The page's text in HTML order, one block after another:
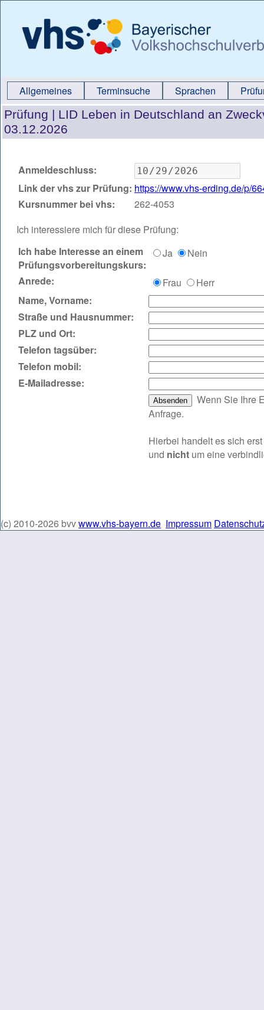
Allgemeines Terminsuche Sprachen
Prüfung | LID Leben in Deutschland an
03.12.2026
Anmeldeschluss:
Link der vhs zur Prüfung: https://www.vhs-erding.de/p/
Kursnummer bei vhs:
262-4053
Ich interessiere mich für diese Prüfung:
Ich habe Interesse an einem
Prüfungsvorbereitungskurs:
Ja Nein
Anrede: Frau
Herr
Name, Vorname:
Straße und Hausnummer:
PLZ und Ort:
Telefon tagsüber:
Telefon mobil:
E‑Mailadresse:
Wenn Sie Ihre
Anfrage.
Hierbei handelt es sich
und nicht um eine
(c) 2010-2026 bvvwww.vhs-bayern.de Impressum